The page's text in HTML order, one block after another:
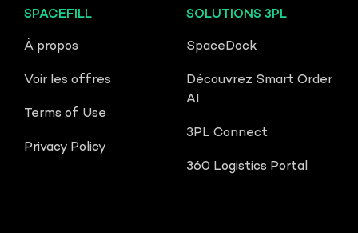
SPACEFILL
À propos
Voir les offres
Terms of Use
Privacy Policy
SOLUTIONS 3PL
SpaceDock
Découvrez Smart Order
AI
3PL Connect
360 Logistics Portal